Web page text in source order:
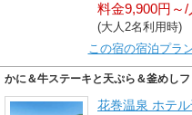
料金9,900円～/
(大人2名利用時)
この宿の宿泊プラ
かに＆牛ステーキと天ぷら＆釜めし
花巻温泉 ホテル